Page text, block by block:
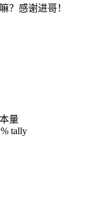
？感谢进哥！
量
tally